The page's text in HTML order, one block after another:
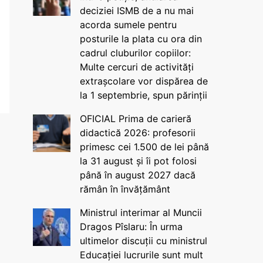
deciziei ISMB de a nu mai
acorda sumele pentru
posturile la plata cu ora din
cadrul cluburilor copiilor:
Multe cercuri de activități
extrașcolare vor dispărea de
la 1 septembrie, spun părinții
OFICIAL Prima de carieră
didactică 2026: profesorii
primesc cei 1.500 de lei până
la 31 august și îi pot folosi
până în august 2027 dacă
rămân în învățământ
Ministrul interimar al Muncii
Dragos Pîslaru: În urma
ultimelor discuții cu ministrul
Educației lucrurile sunt mult